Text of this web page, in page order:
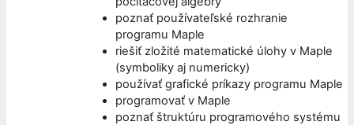
poznať používateľské rozhranie
programu Maple
riešiť zložité matematické úlohy v Maple
(symboliky aj numericky)
používať grafické príkazy programu Maple
programovať v Maple
poznať štruktúru programového systému